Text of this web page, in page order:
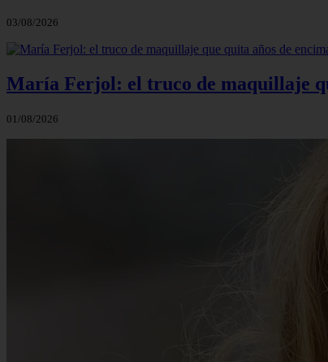
03/08/2026
María Ferjol: el truco de maquillaje
01/08/2026